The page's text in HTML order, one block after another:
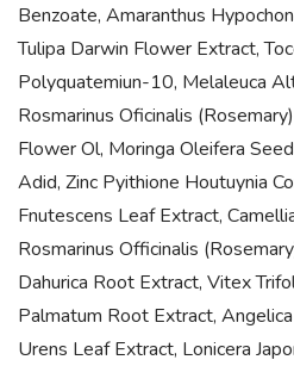
Benzoate, Amaranthus
Tulipa Darwin Flower Extract,
Polyquatemiun-10, Melaleuca
Rosmarinus Oficinalis
Flower Ol, Moringa Oleifera
Adid, Zinc Pyithione Houtuynia
Fnutescens Leaf Extract,
Rosmarinus Officinalis
Dahurica Root Extract, Vitex
Palmatum Root Extract,
Urens Leaf Extract, Lonicera